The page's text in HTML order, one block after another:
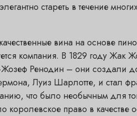
стареть в течение
вина на основе
компания. В 1829 году Жак
Ренодин – они создали
Луиз Шарлотте, и стал
что было необычным для
право в качестве